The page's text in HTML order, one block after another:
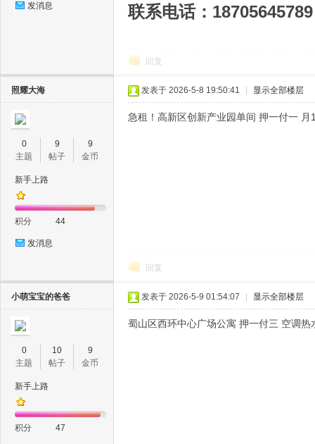
发消息
联系电话：18705645789
回复
照耀大海
0
主题
9
帖子
9
金币
新手上路
积分 44
发消息
发表于 2026-5-8 19:50:41 显示全部楼层
急租！高新区创新产业园单间 押一付一 月
回复
小萌宝宝的爸爸
0
主题
10
帖子
9
金币
新手上路
积分 47
发表于 2026-5-9 01:54:07 显示全部楼层
蜀山区西环中心广场公寓 押一付三 空调热